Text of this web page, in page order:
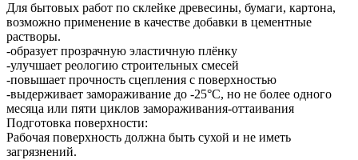
Для бытовых работ по склейке древесины, бумаги, картона,
возможно применение в качестве добавки в цементные
растворы.
-образует прозрачную эластичную плёнку
-улучшает реологию строительных смесей
-повышает прочность сцепления с поверхностью
-выдерживает замораживание до -25°С, но не более одного
месяца или пяти циклов замораживания-оттаивания
Подготовка поверхности:
Рабочая поверхность должна быть сухой и не иметь
загрязнений.